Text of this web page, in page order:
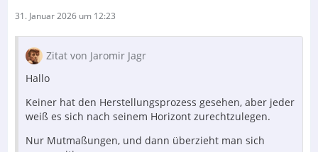
31. Januar 2026 um 12:23
Zitat von Jaromir Jagr
Hallo
Keiner hat den Herstellungsprozess gesehen, aber jeder
weiß es sich nach seinem Horizont zurechtzulegen.
Nur Mutmaßungen, und dann überzieht man sich